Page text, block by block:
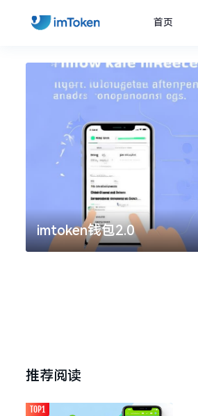
首页
imtoken钱包2.0
推荐阅读
TOP1